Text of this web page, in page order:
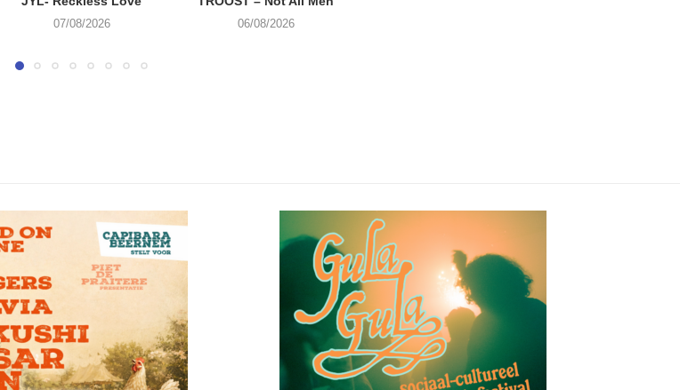
07/08/2026 06/08/2026